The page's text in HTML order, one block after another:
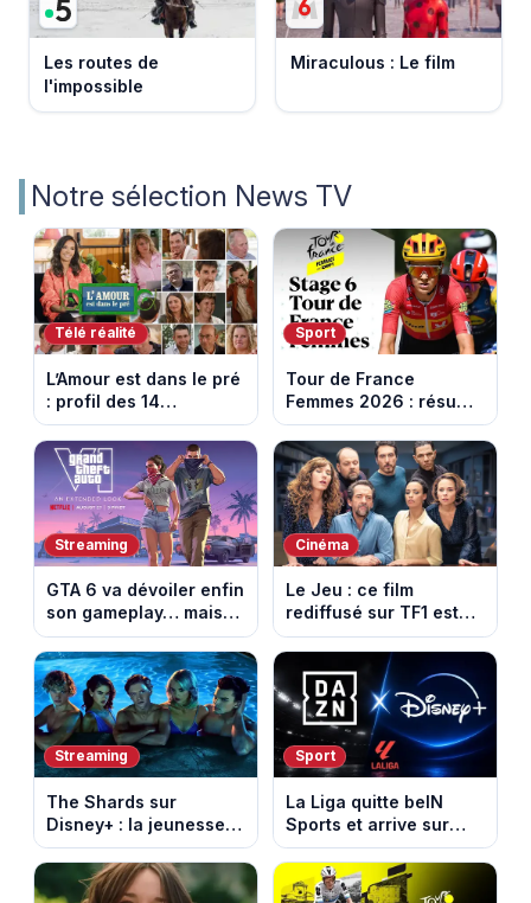
Les routes de
l'impossible
Miraculous : Le film
Notre sélection News TV
Télé réalité
L’Amour est dans le pré
: profil des 14
agriculteurs, speed
dating inédit et de
nouvelles histoires
d’amour
Sport
Tour de France
Femmes 2026 : résumé
vidéo de la 6e étape
entre Montbrison et
Tournon-sur-Rhône
Streaming
GTA 6 va dévoiler enfin
son gameplay… mais
d’abord sur Netflix
Cinéma
Le Jeu : ce film
rediffusé sur TF1 est
adapté d’un succès
italien devenu un
phénomène mondial
Streaming
The Shards sur
Disney+ : la jeunesse
dorée de Los Angeles
face à un tueur dans
les années 80
Sport
La Liga quitte beIN
Sports et arrive sur
DAZN et Disney+ en
France